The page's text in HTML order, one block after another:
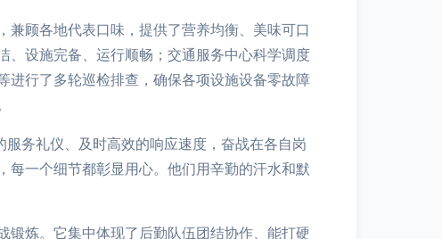
顾各地代表口味，提供了营养均衡、美味可口
、设施完备、运行顺畅；交通服务中心科学调度
进行了多轮巡检排查，确保各项设施设备零故障
务礼仪、及时高效的响应速度，奋战在各自岗
一个细节都彰显用心。他们用辛勤的汗水和默
锻炼。它集中体现了后勤队伍团结协作、能打硬